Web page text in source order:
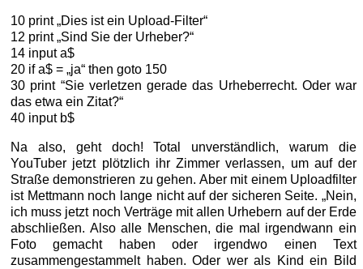
10 print „Dies ist ein Upload-Filter“
12 print „Sind Sie der Urheber?“
14 input a$
20 if a$ = „ja“ then goto 150
30 print “Sie verletzen gerade das Urheberrecht. Oder war
das etwa ein Zitat?“
40 input b$
Na also, geht doch! Total unverständlich, warum die
YouTuber jetzt plötzlich ihr Zimmer verlassen, um auf der
Straße demonstrieren zu gehen. Aber mit einem Uploadfilter
ist Mettmann noch lange nicht auf der sicheren Seite. „Nein,
ich muss jetzt noch Verträge mit allen Urhebern auf der Erde
abschließen. Also alle Menschen, die mal irgendwann ein
Foto gemacht haben oder irgendwo einen Text
zusammengestammelt haben. Oder wer als Kind ein Bild